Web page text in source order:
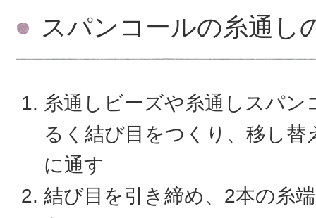
スパンコールの糸通し
糸通しビーズや糸通しスパン
るく結び目をつくり、移し替
に通す
結び目を引き締め、2本の糸